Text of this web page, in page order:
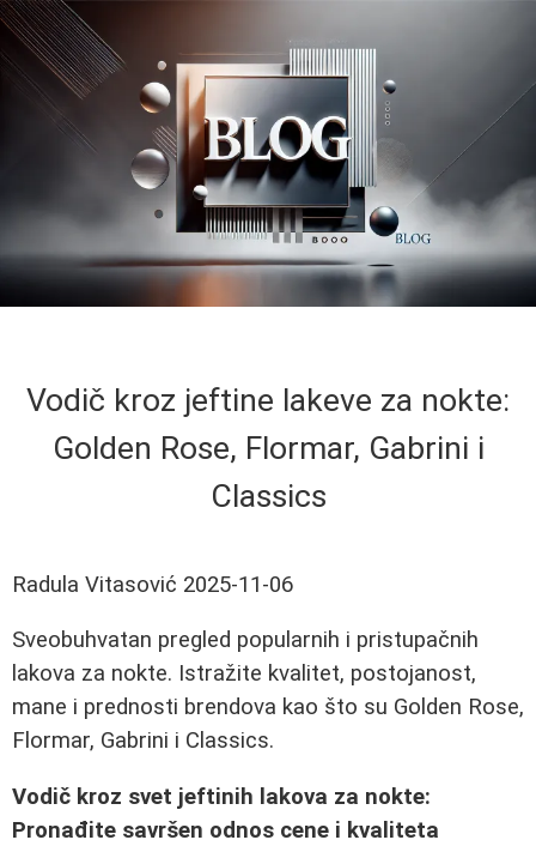
Vodič kroz jeftine lakeve za nokte:
Golden Rose, Flormar, Gabrini i
Classics
Radula Vitasović 2025-11-06
Sveobuhvatan pregled popularnih i pristupačnih
lakova za nokte. Istražite kvalitet, postojanost,
mane i prednosti brendova kao što su Golden Rose,
Flormar, Gabrini i Classics.
Vodič kroz svet jeftinih lakova za nokte:
Pronađite savršen odnos cene i kvaliteta